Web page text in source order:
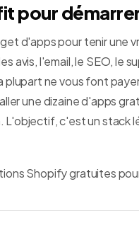
pour
d'apps pour tenir une
avis, l'email, le SEO, le
ne vous font
une dizaine d'apps
c'est un stack
Shopify gratuites